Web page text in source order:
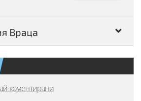
Враца
коментирани